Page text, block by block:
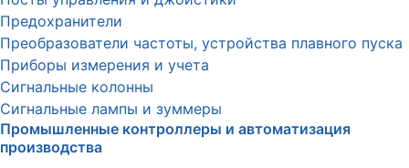
Предохранители
Преобразователи частоты, устройства плавного пуска
Приборы измерения и учета
Сигнальные колонны
Сигнальные лампы и зуммеры
Промышленные контроллеры и автоматизация
производства